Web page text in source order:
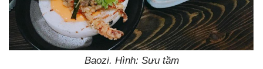
Baozi. Hình: Sưu tầm